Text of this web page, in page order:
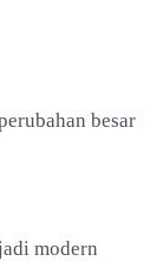
besar
modern